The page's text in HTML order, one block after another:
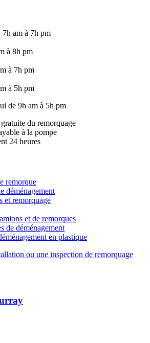
am à 7h pm
à 8h pm
à 7h pm
à 5h pm
de 9h am à 5h pm
du remorquage
à la pompe
24 heures
remorque
déménagement
et remorquage
et de remorques
de déménagement
en plastique
ou une inspection de remorquage